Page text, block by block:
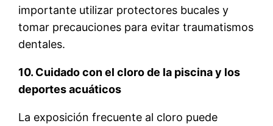
importante utilizar protectores bucales y
tomar precauciones para evitar traumatismos
dentales.
10. Cuidado con el cloro de la piscina y los
deportes acuáticos
La exposición frecuente al cloro puede